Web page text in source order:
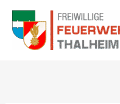
Zum
Inhalt
springen